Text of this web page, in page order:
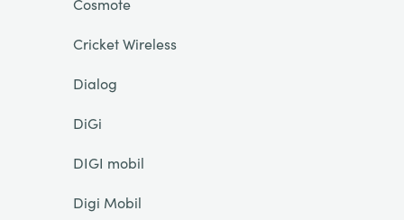
Cricket Wireless
Dialog
DiGi
DIGI mobil
Digi Mobil